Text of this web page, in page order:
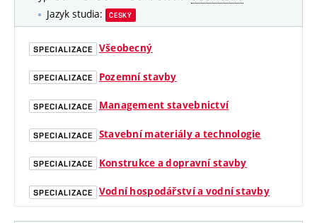
Jazyk studia:
ČESKÝ
SPECIALIZACE Všeobecný
SPECIALIZACE Pozemní stavby
SPECIALIZACE Management stavebnictví
SPECIALIZACE Stavební materiály a technologie
SPECIALIZACE Konstrukce a dopravní stavby
SPECIALIZACE Vodní hospodářství a vodní stavby